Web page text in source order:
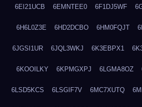
6EI21UCB 6EMNTEE0 6F1DJ5WF
6H6L0Z3E 6HD2DCBO 6HM0FQJT
6JGSI1UR 6JQL3WKJ 6K3EBPX1
6KOOILKY 6KPMGXPJ 6LGMA8OZ
6LSD5KCS 6LSGIF7V 6MC7XUTQ